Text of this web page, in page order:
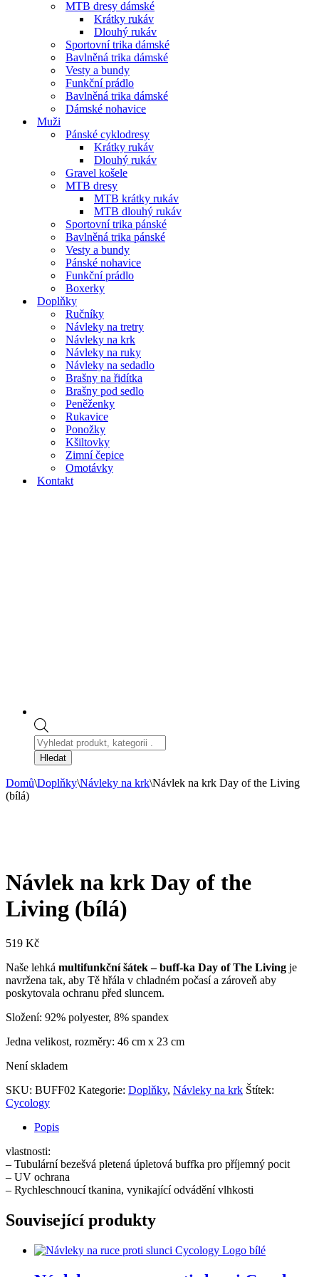
MTB dresy dámské
Krátky rukáv
Dlouhý rukáv
Sportovní trika dámské
Bavlněná trika dámské
Vesty a bundy
Funkční prádlo
Bavlněná trika dámské
Dámské nohavice
Muži
Pánské cyklodresy
Krátky rukáv
Dlouhý rukáv
Gravel košele
MTB dresy
MTB krátky rukáv
MTB dlouhý rukáv
Sportovní trika pánské
Bavlněná trika pánské
Vesty a bundy
Pánské nohavice
Funkční prádlo
Boxerky
Doplňky
Ručníky
Návleky na tretry
Návleky na krk
Návleky na ruky
Návleky na sedadlo
Brašny na řidítka
Brašny pod sedlo
Peněženky
Rukavice
Ponožky
Kšiltovky
Zimní čepice
Omotávky
Kontakt
Products
search
Hledat
Domů\Doplňky\Návleky na krk\Návlek na krk Day of the Living
(bílá)
Návlek na krk Day of the
Living (bílá)
519 Kč
Naše lehká multifunkční šátek – buff-ka Day of The Living je
navržena tak, aby Tě hřála v chladném počasí a zároveň aby ​​
poskytovala ochranu před sluncem.
Složení: 92% polyester, 8% spandex
Jedna velikost, rozměry: 46 cm x 23 cm
Není skladem
SKU: BUFF02 Kategorie: Doplňky, Návleky na krk Štítek:
Cycology
Popis
vlastnosti:
– Tubulární bezešvá pletená úpletová buffka pro příjemný pocit
– UV ochrana
– Rychleschnoucí tkanina, vynikající odvádění vlhkosti
Související produkty